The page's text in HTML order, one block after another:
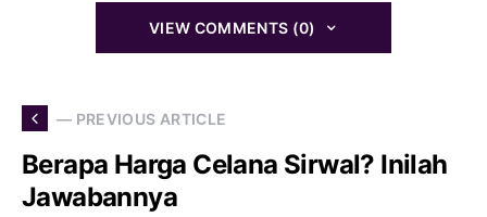
VIEW COMMENTS (0)
— PREVIOUS ARTICLE
Berapa Harga Celana Sirwal? Inilah
Jawabannya